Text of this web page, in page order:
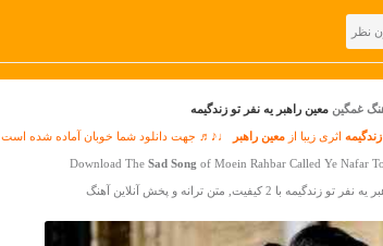
نظر
غمگین معین راهبر یه نفر تو زندگیمه
اثری زیبا ازمعین راهبر ♩♪♬ جهت دانلود شما خوبان آماده شده است
Download The Sad Song of Moein Rahbar Called Ye Nafar
2 کیفیت, متن ترانه و پخش آنلاین آهنگ